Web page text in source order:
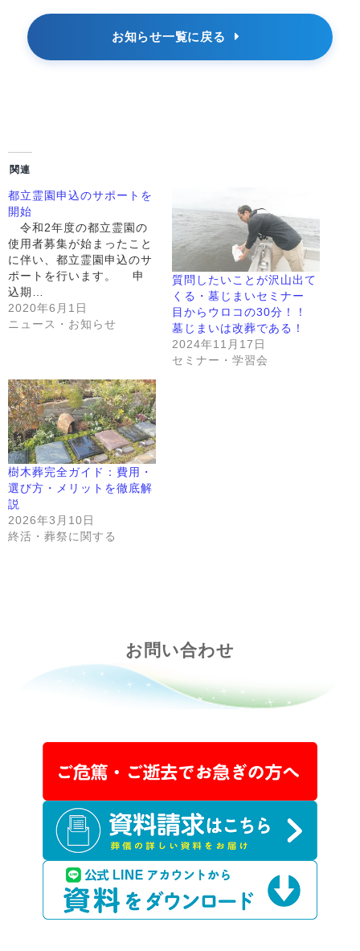
お知らせ一覧に戻る
関連
都立霊園申込のサポートを
開始
令和2年度の都立霊園の
使用者募集が始まったこと
に伴い、都立霊園申込のサ
ポートを行います。 申
込期…
2020年6月1日
ニュース・お知らせ
質問したいことが沢山出て
くる・墓じまいセミナー
目からウロコの30分！！
墓じまいは改葬である！
2024年11月17日
セミナー・学習会
樹木葬完全ガイド：費用・
選び方・メリットを徹底解
説
2026年3月10日
終活・葬祭に関する
お問い合わせ